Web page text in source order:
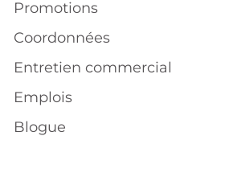
Promotions
Coordonnées
Entretien commercial
Emplois
Blogue